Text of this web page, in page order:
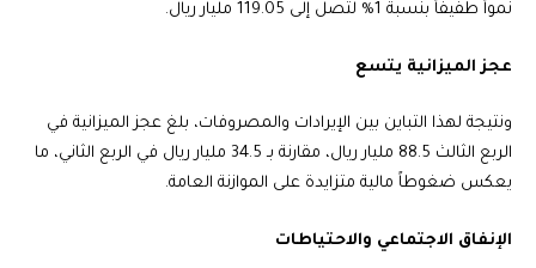
نمواً طفيفاً بنسبة 1% لتصل إلى 119.05 مليار ريال.
عجز الميزانية يتسع
ونتيجة لهذا التباين بين الإيرادات والمصروفات، بلغ عجز الميزانية في
الربع الثالث 88.5 مليار ريال، مقارنة بـ 34.5 مليار ريال في الربع الثاني، ما
يعكس ضغوطاً مالية متزايدة على الموازنة العامة.
الإنفاق الاجتماعي والاحتياطات